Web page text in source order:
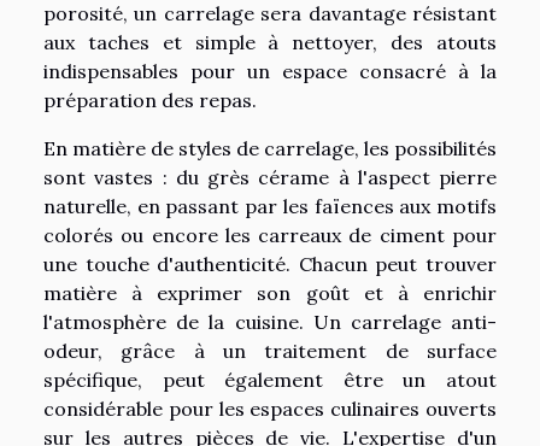
porosité, un carrelage sera davantage résistant
aux taches et simple à nettoyer, des atouts
indispensables pour un espace consacré à la
préparation des repas.
En matière de styles de carrelage, les possibilités
sont vastes : du grès cérame à l'aspect pierre
naturelle, en passant par les faïences aux motifs
colorés ou encore les carreaux de ciment pour
une touche d'authenticité. Chacun peut trouver
matière à exprimer son goût et à enrichir
l'atmosphère de la cuisine. Un carrelage anti-
odeur, grâce à un traitement de surface
spécifique, peut également être un atout
considérable pour les espaces culinaires ouverts
sur les autres pièces de vie. L'expertise d'un